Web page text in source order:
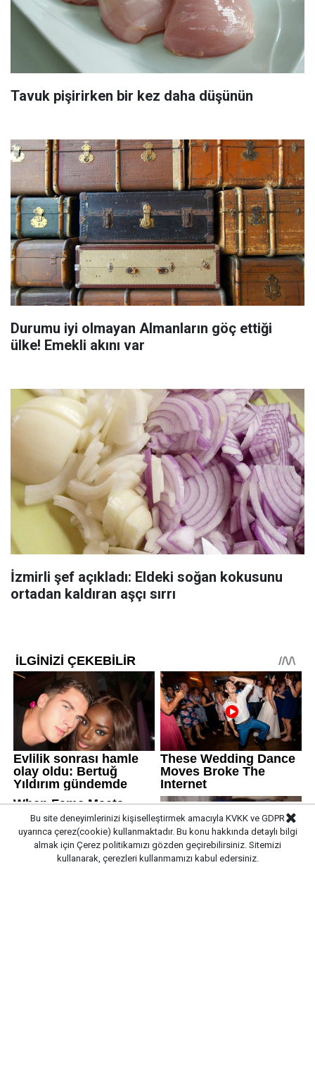
Tavuk pişirirken bir kez daha düşünün
Durumu iyi olmayan Almanların göç ettiği
ülke! Emekli akını var
İzmirli şef açıkladı: Eldeki soğan kokusunu
ortadan kaldıran aşçı sırrı
Bu site deneyimlerinizi kişiselleştirmek amacıyla KVKK ve GDPR
uyarınca çerez(cookie) kullanmaktadır. Bu konu hakkında detaylı bilgi
almak için Çerez politikamızı gözden geçirebilirsiniz. Sitemizi
kullanarak, çerezleri kullanmamızı kabul edersiniz.